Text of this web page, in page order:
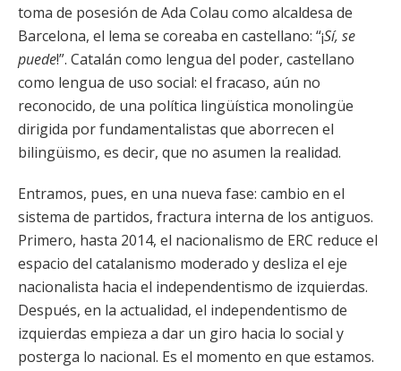
toma de posesión de Ada Colau como alcaldesa de
Barcelona, el lema se coreaba en castellano: “¡Sí, se
puede!”. Catalán como lengua del poder, castellano
como lengua de uso social: el fracaso, aún no
reconocido, de una política lingüística monolingüe
dirigida por fundamentalistas que aborrecen el
bilingüismo, es decir, que no asumen la realidad.
Entramos, pues, en una nueva fase: cambio en el
sistema de partidos, fractura interna de los antiguos.
Primero, hasta 2014, el nacionalismo de ERC reduce el
espacio del catalanismo moderado y desliza el eje
nacionalista hacia el independentismo de izquierdas.
Después, en la actualidad, el independentismo de
izquierdas empieza a dar un giro hacia lo social y
posterga lo nacional. Es el momento en que estamos.